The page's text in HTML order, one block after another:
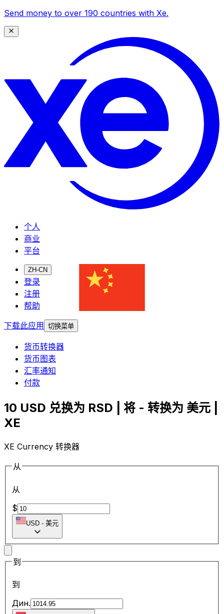
Send money to over 190 countries with Xe.
个人
商业
平台
ZH-CN
登录
注册
帮助
下载此应用
切换菜单
货币转换器
货币图表
汇率通知
付款
10 USD 兑换为 RSD | 将 - 转换为 美元 |
XE
XE Currency 转换器
从
从
$
USD - 美元
到
到
Дин.